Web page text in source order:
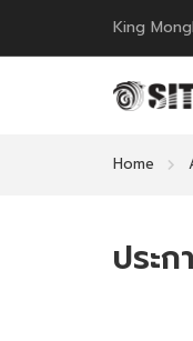
King
Home
ประ